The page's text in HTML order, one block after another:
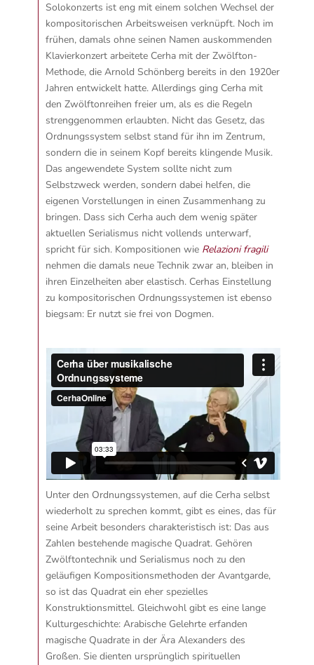
Solokonzerts ist eng mit einem solchen Wechsel der
kompositorischen Arbeitsweisen verknüpft. Noch im
frühen, damals ohne seinen Namen auskommenden
Klavierkonzert arbeitete Cerha mit der Zwölfton-
Methode, die Arnold Schönberg bereits in den 1920er
Jahren entwickelt hatte. Allerdings ging Cerha mit
den Zwölftonreihen freier um, als es die Regeln
strenggenommen erlaubten. Nicht das Gesetz, das
Ordnungssystem selbst stand für ihn im Zentrum,
sondern die in seinem Kopf bereits klingende Musik.
Das angewendete System sollte nicht zum
Selbstzweck werden, sondern dabei helfen, die
eigenen Vorstellungen in einen Zusammenhang zu
bringen. Dass sich Cerha auch dem wenig später
aktuellen Serialismus nicht vollends unterwarf,
spricht für sich.Kompositionen wie Relazioni fragili
nehmen die damals neue Technik zwar an, bleiben in
ihren Einzelheiten aber elastisch. Cerhas Einstellung
zu kompositorischen Ordnungssystemen ist ebenso
biegsam: Er nutzt sie frei von Dogmen.
Unter den Ordnungssystemen, auf die Cerha selbst
wiederholt zu sprechen kommt, gibt es eines, das für
seine Arbeit besonders charakteristisch ist: Das aus
Zahlen bestehende magische Quadrat. Gehören
Zwölftontechnik und Serialismus noch zu den
geläufigen Kompositionsmethoden der Avantgarde,
so ist das Quadrat ein eher spezielles
Konstruktionsmittel. Gleichwohl gibt es eine lange
Kulturgeschichte: Arabische Gelehrte erfanden
magische Quadrate in der Ära Alexanders des
Großen. Sie dienten ursprünglich spirituellen